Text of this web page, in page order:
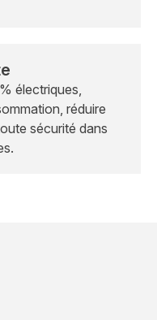
électriques,
réduire
sécurité dans